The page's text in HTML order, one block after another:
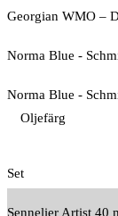
Georgian WMO –
Norma Blue -
Norma Blue -
Oljefärg
Set
Sennelier Artist 40